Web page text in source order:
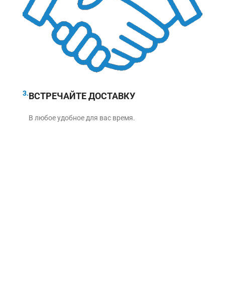
3.ВСТРЕЧАЙТЕ ДОСТАВКУ
В любое удобное для вас время.